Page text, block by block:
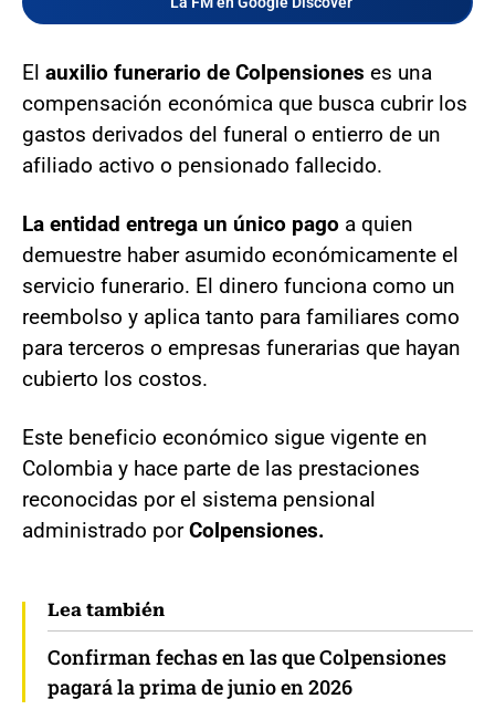
El auxilio funerario de Colpensiones es una
compensación económica que busca cubrir los
gastos derivados del funeral o entierro de un
afiliado activo o pensionado fallecido.
La entidad entrega un único pago a quien
demuestre haber asumido económicamente el
servicio funerario. El dinero funciona como un
reembolso y aplica tanto para familiares como
para terceros o empresas funerarias que hayan
cubierto los costos.
Este beneficio económico sigue vigente en
Colombia y hace parte de las prestaciones
reconocidas por el sistema pensional
administrado porColpensiones.
Lea también
Confirman fechas en las que Colpensiones
pagará la prima de junio en 2026